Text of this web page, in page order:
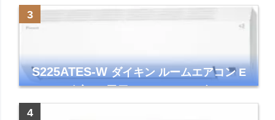
ワイト 清潔 除湿 単相100V
S225ATES-Wダイキン ルームエアコン E
シリーズ 主に6畳用 ホワイト 2025年モデル